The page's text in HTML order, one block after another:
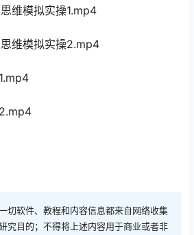
维模拟实操1.mp4
维模拟实操2.mp4
切软件、教程和内容信息都来自网络收集
究目的；不得将上述内容用于商业或者非